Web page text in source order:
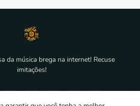
da música brega na internet! Recuse
imitações!